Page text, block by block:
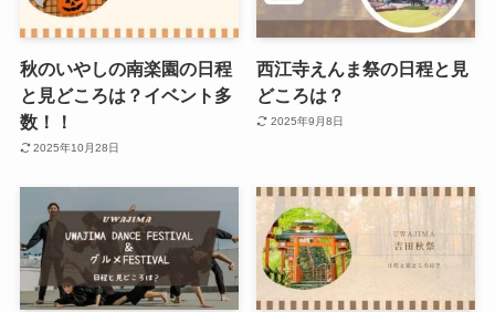
秋のいやしの南楽園の日程
と見どころは？イベント多
数！！
2025年10月28日
西江寺えんま祭の日程と見
どころは？
2025年9月8日